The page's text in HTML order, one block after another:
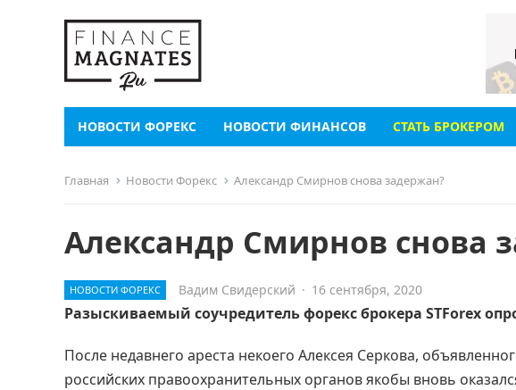
НОВОСТИ ФОРЕКС НОВОСТИ ФИНАНСОВ СТАТЬ БРОКЕРОМ
Главная Новости Форекс Александр Смирнов снова задержан?
Александр Смирнов снова
НОВОСТИ ФОРЕКС Вадим Свидерский · 16 сентября, 2020
Разыскиваемый соучредитель форекс брокера STForex
После недавнего ареста некоего Алексея Серкова,
российских правоохранительных органов якобы вновь